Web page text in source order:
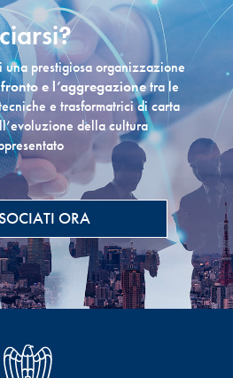
una prestigiosa organizzazione
e l’aggregazionetra le
e trasformatrici di carta
della cultura
ORA